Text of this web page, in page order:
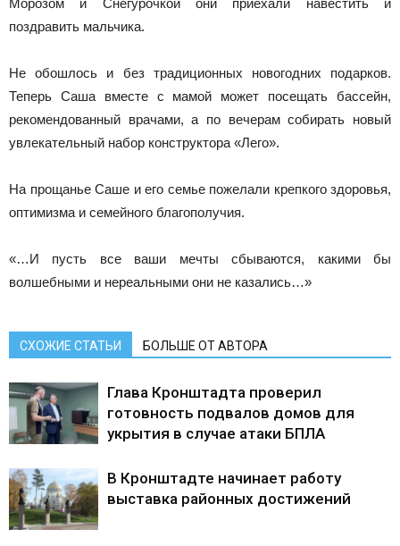
Морозом и Снегурочкой они приехали навестить и
поздравить мальчика.
Не обошлось и без традиционных новогодних подарков.
Теперь Саша вместе с мамой может посещать бассейн,
рекомендованный врачами, а по вечерам собирать новый
увлекательный набор конструктора «Лего».
На прощанье Саше и его семье пожелали крепкого здоровья,
оптимизма и семейного благополучия.
«…И пусть все ваши мечты сбываются, какими бы
волшебными и нереальными они не казались…»
СХОЖИЕ СТАТЬИ БОЛЬШЕ ОТ АВТОРА
Глава Кронштадта проверил
готовность подвалов домов для
укрытия в случае атаки БПЛА
В Кронштадте начинает работу
выставка районных достижений